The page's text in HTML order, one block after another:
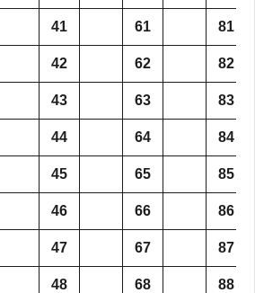
41 61 81
42 62 82
43 63 83
44 64 84
45 65 85
46 66 86
47 67 87
48 68 88